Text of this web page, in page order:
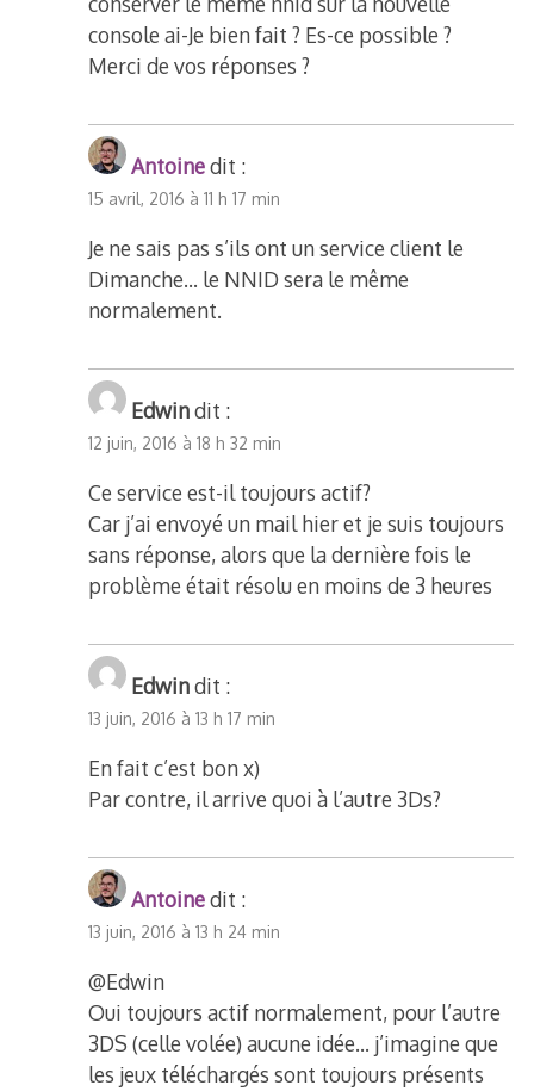
console ai-Je bien fait ? Es-ce possible ?
Merci de vos réponses ?
Antoinedit :
15 avril, 2016 à 11 h 17 min
Je ne sais pas s’ils ont un service client le
Dimanche… le NNID sera le même
normalement.
Edwindit :
12 juin, 2016 à 18 h 32 min
Ce service est-il toujours actif?
Car j’ai envoyé un mail hier et je suis toujours
sans réponse, alors que la dernière fois le
problème était résolu en moins de 3 heures
Edwindit :
13 juin, 2016 à 13 h 17 min
En fait c’est bon x)
Par contre, il arrive quoi à l’autre 3Ds?
Antoinedit :
13 juin, 2016 à 13 h 24 min
@Edwin
Oui toujours actif normalement, pour l’autre
3DS (celle volée) aucune idée… j’imagine que
les jeux téléchargés sont toujours présents